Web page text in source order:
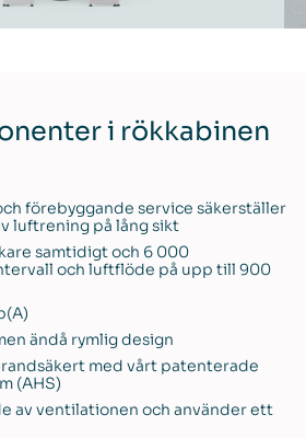
i rökkabinen
förebyggande service säkerställer
luftrening på lång sikt
samtidigt och 6 000
och luftflöde på upp till 900
ändå rymlig design
med vårt patenterade
(AHS)
av ventilationen och använder ett